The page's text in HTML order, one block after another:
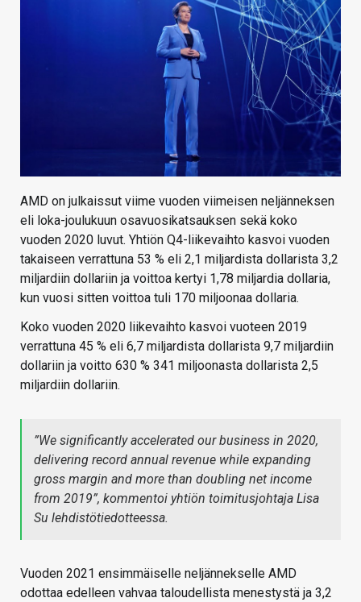
AMD on julkaissut viime vuoden viimeisen neljänneksen
eli loka-joulukuun osavuosikatsauksen sekä koko
vuoden 2020 luvut. Yhtiön Q4-liikevaihto kasvoi vuoden
takaiseen verrattuna 53 % eli 2,1 miljardista dollarista 3,2
miljardiin dollariin ja voittoa kertyi 1,78 miljardia dollaria,
kun vuosi sitten voittoa tuli 170 miljoonaa dollaria.
Koko vuoden 2020 liikevaihto kasvoi vuoteen 2019
verrattuna 45 % eli 6,7 miljardista dollarista 9,7 miljardiin
dollariin ja voitto 630 % 341 miljoonasta dollarista 2,5
miljardiin dollariin.
”We significantly accelerated our business in 2020,
delivering record annual revenue while expanding
gross margin and more than doubling net income
from 2019”, kommentoi yhtiön toimitusjohtaja Lisa
Su lehdistötiedotteessa.
Vuoden 2021 ensimmäiselle neljännekselle AMD
odottaa edelleen vahvaa taloudellista menestystä ja 3,2